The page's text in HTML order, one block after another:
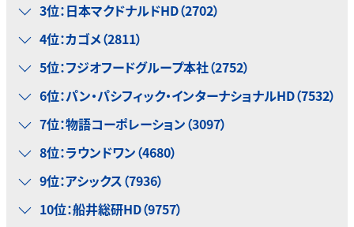
3位：日本マクドナルドHD（2702）
4位：カゴメ（2811）
5位：フジオフードグループ本社（2752）
6位：パン・パシフィック・インターナショナルHD（7532）
7位：物語コーポレーション（3097）
8位：ラウンドワン（4680）
9位：アシックス（7936）
10位：船井総研HD（9757）